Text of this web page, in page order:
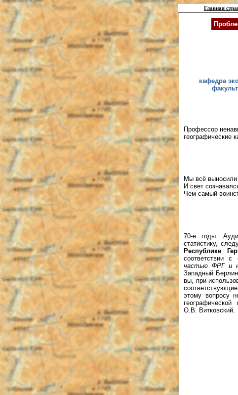
Главная
кафедра
Профессор
географические
Мы всё выносили
И свет
Чем самый
70-е годы.
статистику,
Республике
соответствии с
частью ФРГ и
Западный
вы, при
этому вопросу
О.В. Витковский.